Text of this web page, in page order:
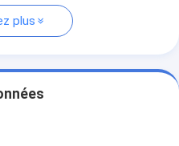
plus